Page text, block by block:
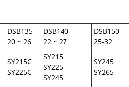
DSB135
20 ~ 26
DSB140
22 ~ 27
DSB150
25-32
SY215C
SY225C
SY215
SY225
SY245
SY245
SY265